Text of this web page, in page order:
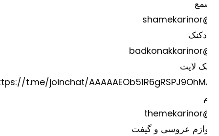
لایت
https://t.me/joinchat/
عروسی و گیفت